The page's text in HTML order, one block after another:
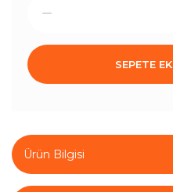
SEPETE
Ürün Bilgisi